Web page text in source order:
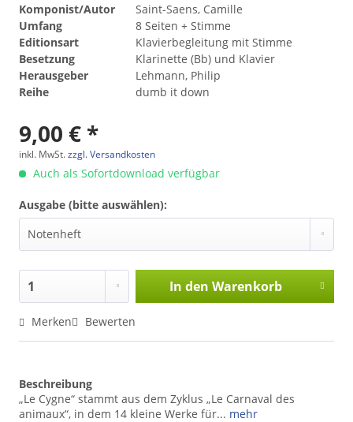
Komponist/Autor
Saint-Saens, Camille
Umfang
8 Seiten + Stimme
Editionsart
Klavierbegleitung mit Stimme
Besetzung
Klarinette (Bb) und Klavier
Herausgeber
Lehmann, Philip
Reihe
dumb it down
9,00 € *
inkl. MwSt.zzgl. Versandkosten
Auch als Sofortdownload verfügbar
Ausgabe (bitte auswählen):
In den Warenkorb
Merken Bewerten
Beschreibung
„Le Cygne“ stammt aus dem Zyklus „Le Carnaval des
animaux“, in dem 14 kleine Werke für... mehr